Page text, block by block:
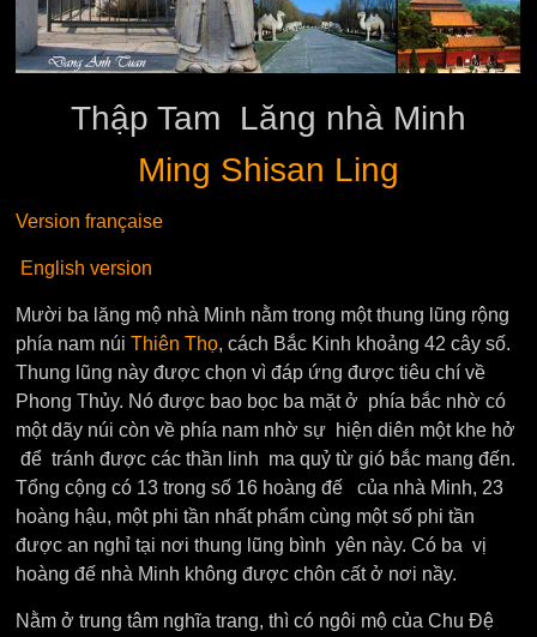
Thập Tam Lăng nhà Minh
Ming Shisan Ling
Version française
English version
Mười ba lăng mộ nhà Minh nằm trong một thung lũng rộng
phía nam núiThiên Thọ, cách Bắc Kinh khoảng 42 cây số.
Thung lũng này được chọn vì đáp ứng được tiêu chí về
Phong Thủy. Nó được bao bọc ba mặt ở phía bắc nhờ có
một dãy núi còn về phía nam nhờ sự hiện diên một khe hở
để tránh được các thần linh ma quỷ từ gió bắc mang đến.
Tổng cộng có 13 trong số 16 hoàng đế của nhà Minh, 23
hoàng hậu, một phi tần nhất phẩm cùng một số phi tần
được an nghỉ tại nơi thung lũng bình yên này. Có ba vị
hoàng đế nhà Minh không được chôn cất ở nơi nầy.
Nằm ở trung tâm nghĩa trang, thì có ngôi mộ của Chu Đệ